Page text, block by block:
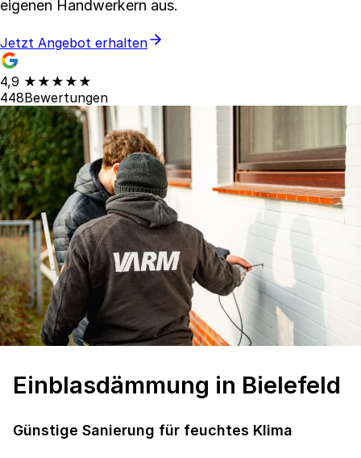
eigenen Handwerkern aus.
Jetzt Angebot erhalten
4,9 ★★★★★
448Bewertungen
Einblasdämmung in Bielefeld
Günstige Sanierung für feuchtes Klima